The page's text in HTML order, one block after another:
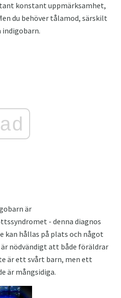
konstant uppmärksamhet,
du behöver tålamod, särskilt
indigobarn.
ad
är
- denna diagnos
hållas på plats och något
nödvändigt att både föräldrar
är ett svårt barn, men ett
är mångsidiga.